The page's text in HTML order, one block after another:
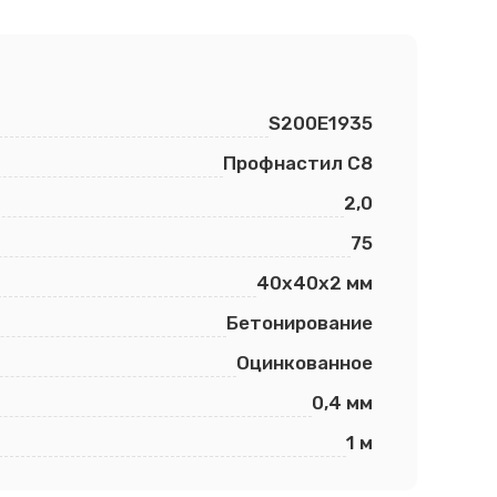
S200E1935
Профнастил С8
2,0
75
40х40х2 мм
Бетонирование
Оцинкованное
0,4 мм
1 м